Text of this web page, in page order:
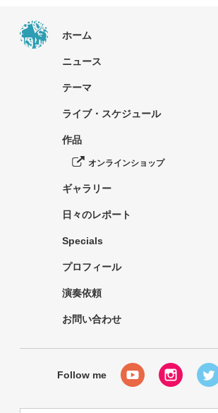
ホーム
ニュース
テーマ
ライブ・スケジュール
作品
オンラインショップ
ギャラリー
日々のレポート
Specials
プロフィール
演奏依頼
お問い合わせ